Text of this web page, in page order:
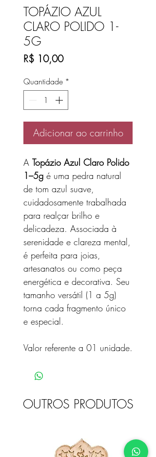
TOPÁZIO AZUL
CLARO POLIDO 1-
5G
R$ 10,00Preço
Quantidade *
Adicionar ao carrinho
A Topázio Azul Claro Polido
1–5g é uma pedra natural
de tom azul suave,
cuidadosamente trabalhada
para realçar brilho e
delicadeza. Associada à
serenidade e clareza mental,
é perfeita para joias,
artesanatos ou como peça
energética e decorativa. Seu
tamanho versátil (1 a 5g)
torna cada fragmento único
e especial.
Valor referente a 01 unidade.
OUTROS PRODUTOS